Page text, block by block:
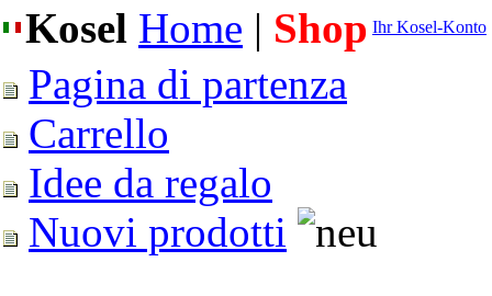
Kosel Home | Shop Ihr Kosel-Konto
Pagina di partenza
Carrello
Idee da regalo
Nuovi prodotti